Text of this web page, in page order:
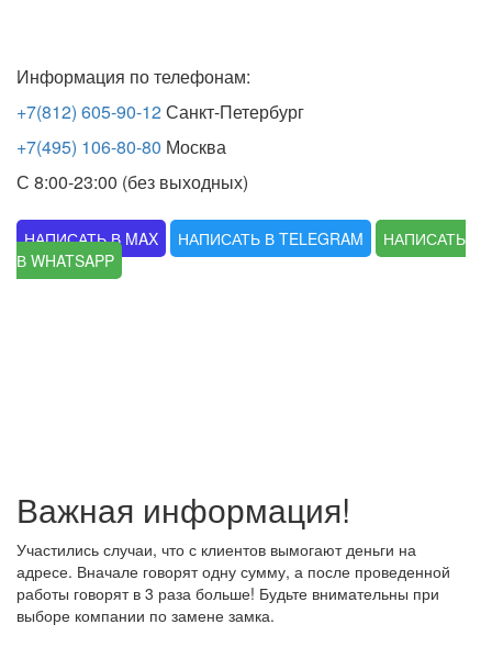
Информация по телефонам:
+7(812) 605-90-12Санкт-Петербург
+7(495) 106-80-80 Москва
С 8:00-23:00 (без выходных)
НАПИСАТЬ В MAX НАПИСАТЬ В TELEGRAM
НАПИСАТЬ
В WHATSAPP
Важная информация!
Участились случаи, что с клиентов вымогают деньги на
адресе. Вначале говорят одну сумму, а после проведенной
работы говорят в 3 раза больше! Будьте внимательны при
выборе компании по замене замка.